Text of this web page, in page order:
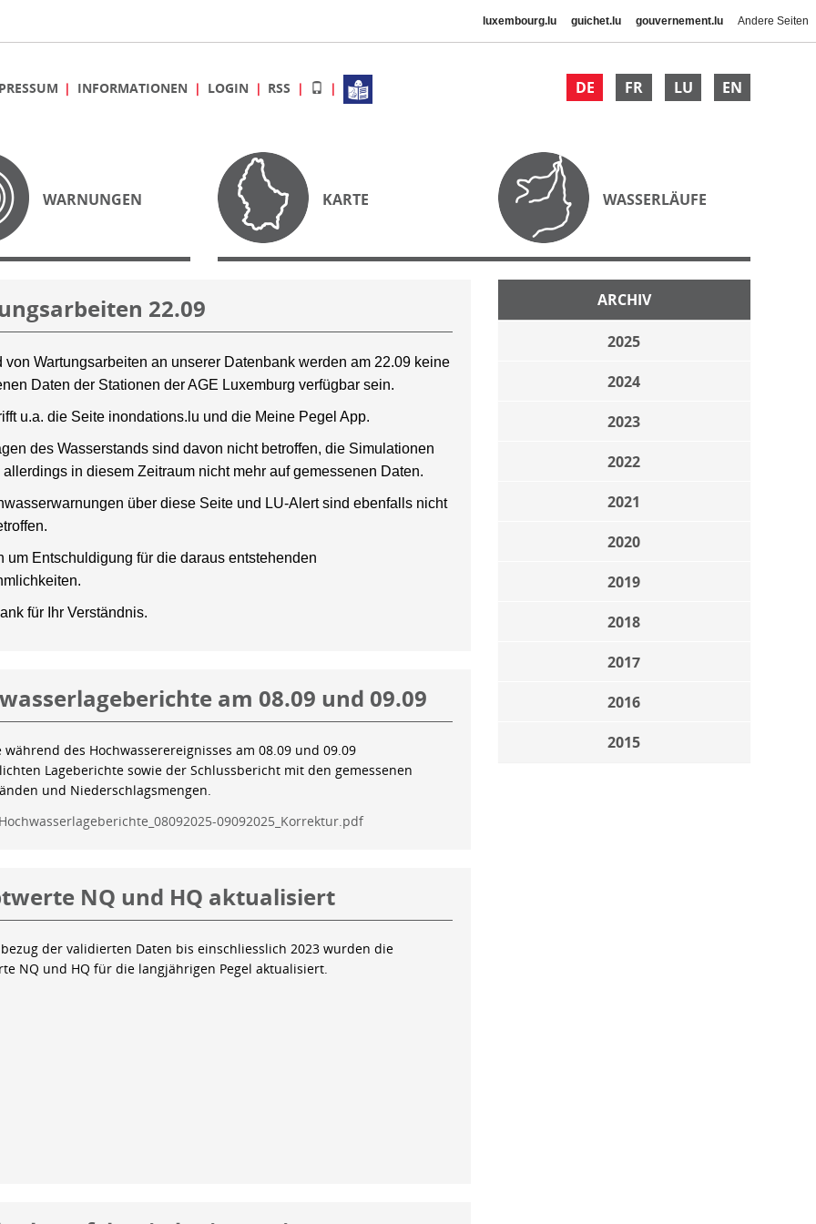
luxembourg.lu guichet.lu gouvernement.lu Andere Seiten
DE FR LU EN
INFORMATIONEN LOGIN RSS
WARNUNGEN KARTE WASSERLÄUFE
ARCHIV
2025
2024
2023
2022
2021
2020
2019
2018
2017
2016
2015
22.09
von Wartungsarbeiten an unserer Datenbank werden am 22.09 keine
Daten der Stationen der AGE Luxemburg verfügbar sein.
u.a. die Seite inondations.lu und die Meine Pegel App.
des Wasserstands sind davon nicht betroffen, die Simulationen
in diesem Zeitraum nicht mehr auf gemessenen Daten.
über diese Seite und LU-Alert sind ebenfalls nicht
um Entschuldigung für die daraus entstehenden
für Ihr Verständnis.
am 08.09 und 09.09
während des Hochwasserereignisses am 08.09 und 09.09
Lageberichte sowie der Schlussbericht mit den gemessenen
und Niederschlagsmengen.
09092025_Korrektur.pdf
NQ und HQ aktualisiert
der validierten Daten bis einschliesslich 2023 wurden die
NQ und HQ für die langjährigen Pegel aktualisiert.